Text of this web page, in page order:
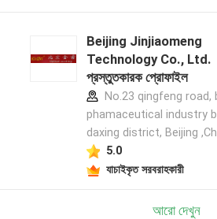
Beijing Jinjiaomeng
Technology Co., Ltd.
প্রস্তুতকারক প্রোফাইল
No.23 qingfeng road,
phamaceutical industry
daxing district, Beijing
5.0
যাচাইকৃত সরবরাহকারী
আরো দেখুন